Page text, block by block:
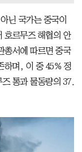
닌 국가는 중국이
호르무즈 해협의 안
총서에 따르면 중국
하며, 이 중 45% 정
통과 물동량의 37.